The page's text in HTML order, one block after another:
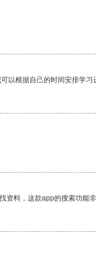
以根据自己的时间安排学习
料，这款app的搜索功能